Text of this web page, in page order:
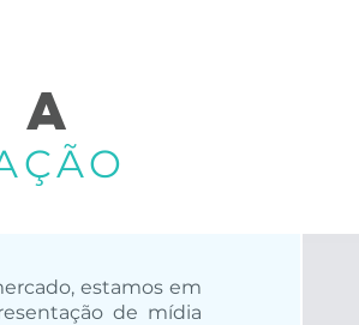
A
estamos em
de mídia